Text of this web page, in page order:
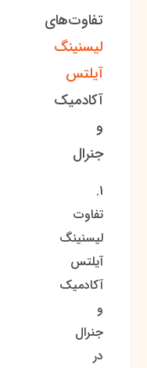
تفاوت‌های
لیسنینگ
آیلتس
آکادمیک
و
جنرال
1.
تفاوت
لیسنینگ
آیلتس
آکادمیک
و
جنرال
در